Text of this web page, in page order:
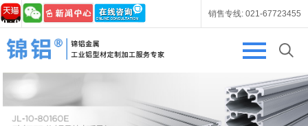
销售专线: 021-67723455